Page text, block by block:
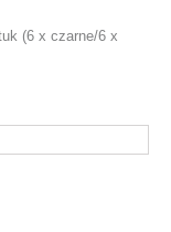
(6 x czarne/6 x